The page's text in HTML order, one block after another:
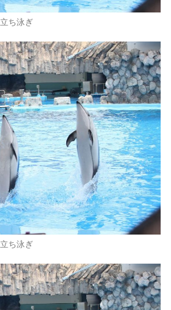
立ち泳ぎ
立ち泳ぎ